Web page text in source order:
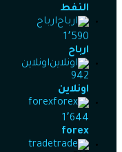
النفط
ارباح
1٬590
ارباح
اونلاين
942
اونلاين
forex
1٬644
forex
trade